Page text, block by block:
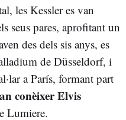
les Kessler es van
seus pares, aprofitant un
des dels sis anys, es
de Düsseldorf, i
a París, formant part
conèixer Elvis
Lumiere.